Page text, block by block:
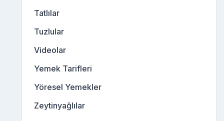
Tatlılar
Tuzlular
Videolar
Yemek Tarifleri
Yöresel Yemekler
Zeytinyağlılar